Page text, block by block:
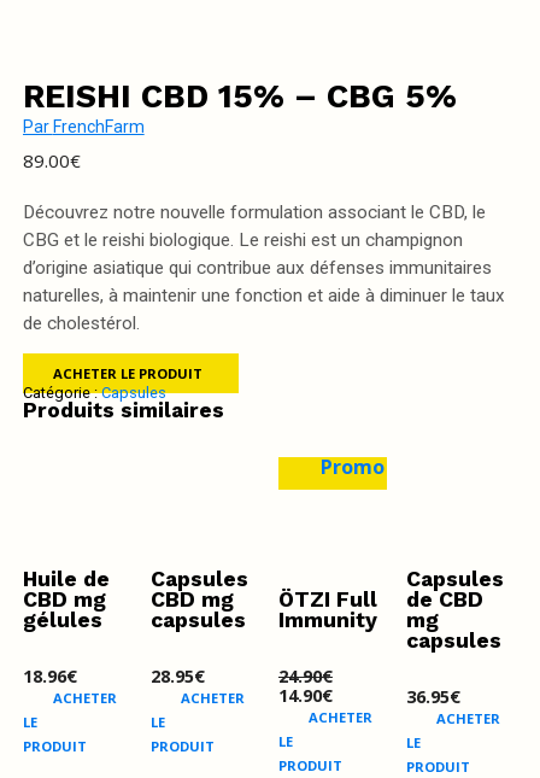
REISHI CBD 15% – CBG 5%
Par FrenchFarm
89.00€
Découvrez notre nouvelle formulation associant le CBD, le
CBG et le reishi biologique. Le reishi est un champignon
d’origine asiatique qui contribue aux défenses immunitaires
naturelles, à maintenir une fonction et aide à diminuer le taux
de cholestérol.
ACHETER LE PRODUIT
Catégorie :Capsules
Produits similaires
Huile de
CBD mg
gélules
18.96€
ACHETER
LE
PRODUIT
Capsules
CBD mg
capsules
28.95€
ACHETER
LE
PRODUIT
Promo !
ÖTZI Full
Immunity
24.90€
Le
initial
était :
24.90€.
14.90€Le
prix
actuel
14.90€.
ACHETER
LE
PRODUIT
Capsules
de CBD
mg
capsules
36.95€
ACHETER
LE
PRODUIT